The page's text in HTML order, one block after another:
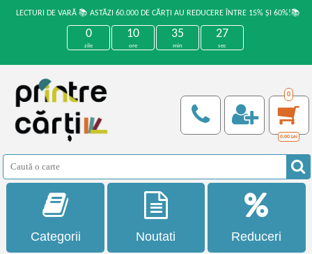
LECTURI DE VARĂ 📚 ASTĂZI 60.000 DE CĂRȚI AU REDUCERE ÎNTRE 15% ȘI 60%!📚
0
zile
10
ore
35
min
27
sec
0
0,00 Lei
Categorii Noutati Reduceri